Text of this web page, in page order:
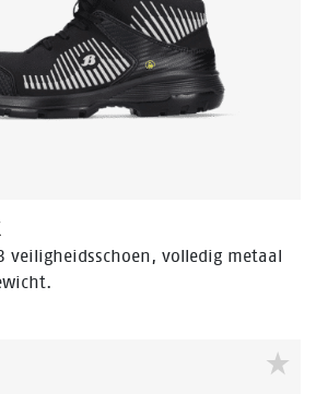
veiligheidsschoen, volledig metaal